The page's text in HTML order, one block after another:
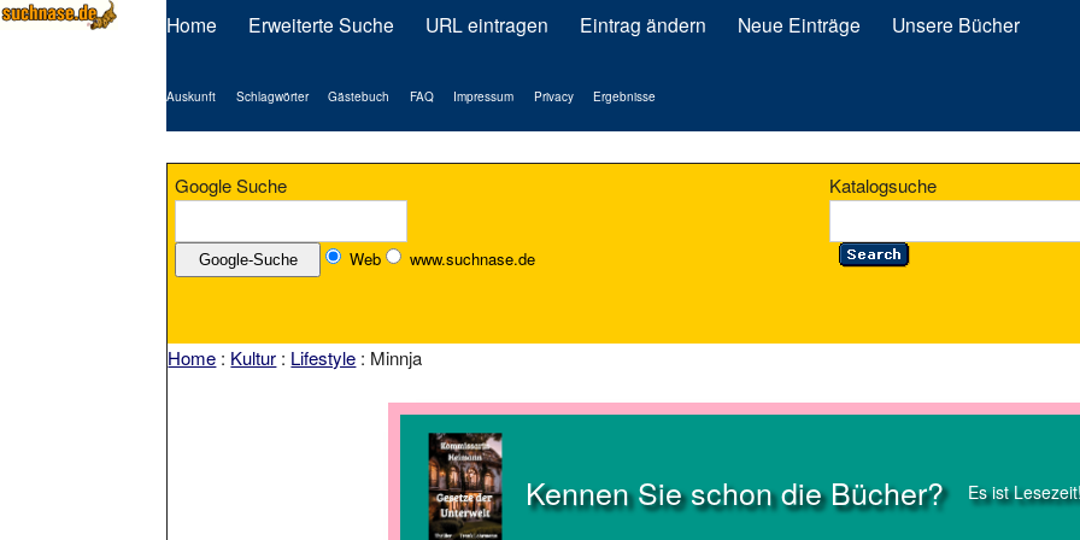
Home Erweiterte Suche URL eintragen Eintrag ändern Neue Einträge Unsere Bücher
Auskunft Schlagwörter Gästebuch FAQ Impressum Privacy Ergebnisse
Google Suche
Web www.suchnase.de
Katalogsuche
Home : Kultur : Lifestyle : Minnja
Kennen Sie schon die Bücher? Es ist